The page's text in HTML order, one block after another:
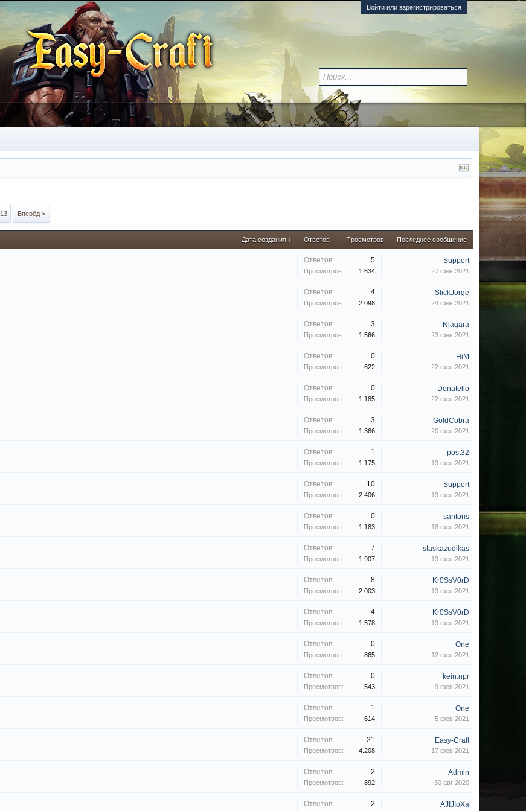
Войти или зарегистрироваться
13 Вперёд >
Дата создания ↓ Ответов Просмотров Последнее сообщение
Ответов: 5
Просмотров: 1.634
Support
27 фев 2021
Ответов: 4
Просмотров: 2.098
SlickJorge
24 фев 2021
Ответов: 3
Просмотров: 1.566
Niagara
23 фев 2021
Ответов: 0
Просмотров: 622
HiM
22 фев 2021
Ответов: 0
Просмотров: 1.185
Donatello
22 фев 2021
Ответов: 3
Просмотров: 1.366
GoldCobra
20 фев 2021
Ответов: 1
Просмотров: 1.175
post32
19 фев 2021
Ответов: 10
Просмотров: 2.406
Support
19 фев 2021
Ответов: 0
Просмотров: 1.183
santoris
18 фев 2021
Ответов: 7
Просмотров: 1.907
staskazudikas
19 фев 2021
Ответов: 8
Просмотров: 2.003
Kr0SsV0rD
19 фев 2021
Ответов: 4
Просмотров: 1.578
Kr0SsV0rD
19 фев 2021
Ответов: 0
Просмотров: 865
One
12 фев 2021
Ответов: 0
Просмотров: 543
kein.npr
9 фев 2021
Ответов: 1
Просмотров: 614
One
5 фев 2021
Ответов: 21
Просмотров: 4.208
Easy-Craft
17 фев 2021
Ответов: 2
Просмотров: 892
Admin
30 авг 2020
Ответов: 2 AJIJIoXa